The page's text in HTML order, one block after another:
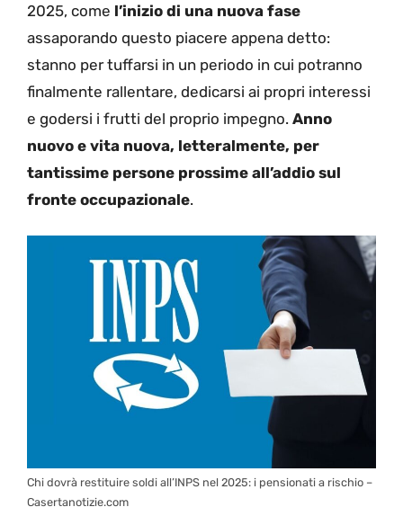
2025, come l’inizio di una nuova fase
assaporando questo piacere appena detto:
stanno per tuffarsi in un periodo in cui potranno
finalmente rallentare, dedicarsi ai propri interessi
e godersi i frutti del proprio impegno. Anno
nuovo e vita nuova, letteralmente, per
tantissime persone prossime all’addio sul
fronte occupazionale.
Chi dovrà restituire soldi all’INPS nel 2025: i pensionati a rischio –
Casertanotizie.com